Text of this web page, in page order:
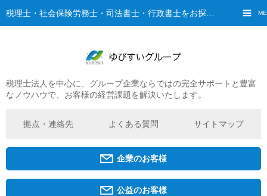
税理士法人を中心に、グループ企業ならではの完全サポートと豊富
なノウハウで、お客様の経営課題を解決いたします。
拠点・連絡先 よくある質問 サイトマップ
企業のお客様
公益のお客様
ご挨拶
グループ概要
ゆびすいのあゆみ
京都オフィス